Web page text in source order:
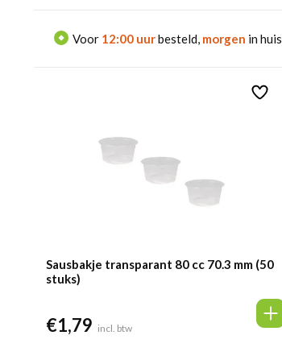
Voor 12:00 uurbesteld, morgen in huis
Sausbakje transparant 80 cc 70.3 mm (50
stuks)
€1,79 incl. btw